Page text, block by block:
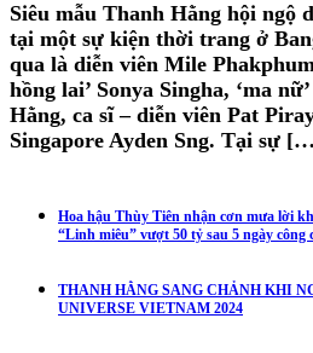
Siêu mẫu Thanh Hằng hội ngộ
tại một sự kiện thời trang ở
qua là diễn viên Mile
hồng lai’ Sonya Singha, ‘ma
Hằng, ca sĩ – diễn viên Pat
Singapore Ayden Sng. Tại sự
Hoa hậu Thùy Tiên nhận cơn mưa lời
“Linh miêu” vượt 50 tỷ sau 5 ngày công
THANH HẰNG SANG CHẢNH KHI
UNIVERSE VIETNAM 2024